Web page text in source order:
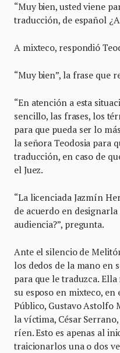
“Muy bien, usted viene
traducción, de español ¿A
A mixteco, respondió
“Muy bien”, la frase que
“En atención a esta
sencillo, las frases, los
para que pueda ser lo
la señora Teodosia para
traducción, en caso de
el Juez.
“La licenciada Jazmín
de acuerdo en
audiencia?”, pregunta.
Ante el silencio de
los dedos de la mano en
para que le traduzca.
su esposo en mixteco,
Público, Gustavo Astolfo
la víctima, César
ríen. Esto es apenas al
traicionarlos una o dos